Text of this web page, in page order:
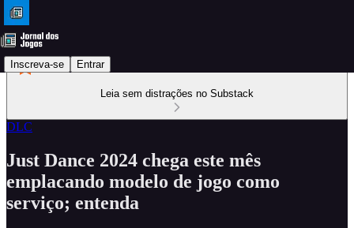
Inscreva-se Entrar
Leia sem distrações no Substack
DLC
Just Dance 2024 chega este mês
emplacando modelo de jogo como
serviço; entenda